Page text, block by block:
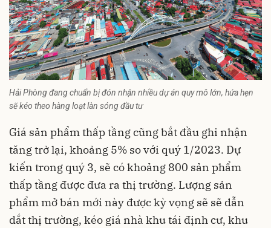
Hải Phòng đang chuẩn bị đón nhận nhiều dự án quy mô lớn, hứa hẹn
sẽ kéo theo hàng loạt làn sóng đầu tư
Giá sản phẩm thấp tầng cũng bắt đầu ghi nhận
tăng trở lại, khoảng 5% so với quý 1/2023. Dự
kiến trong quý 3, sẽ có khoảng 800 sản phẩm
thấp tầng được đưa ra thị trường. Lượng sản
phẩm mở bán mới này được kỳ vọng sẽ sẽ dẫn
dắt thị trường, kéo giá nhà khu tái định cư, khu